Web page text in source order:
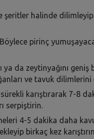
şeritler halinde
pirinç
ya da zeytinyağını
ve tavuk dilimlerini
karıştırarak 7-8
serpiştirin.
4-5 dakika daha
birkaç kez